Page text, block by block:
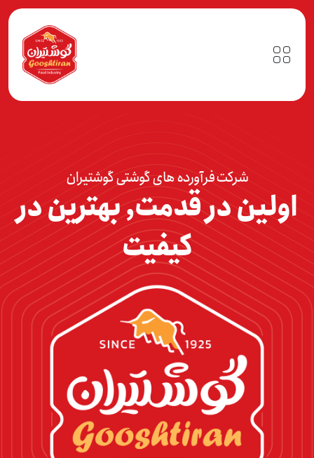
شرکت فرآورده های گوشتی گوشتیران
اولین در قدمت, بهترین در
کیفیت